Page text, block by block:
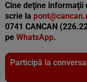
Cine deţine informaţii
scrie la
0741 CANCAN
pe WhatsApp.
Participă la